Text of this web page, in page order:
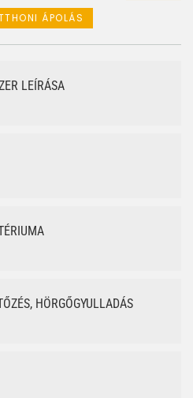
ÁPOLÁS
LEÍRÁSA
HÖRGŐGYULLADÁS